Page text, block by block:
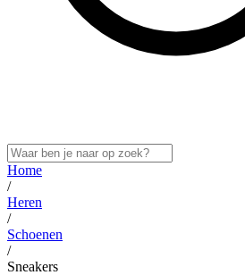
Home
/
Heren
/
Schoenen
/
Sneakers